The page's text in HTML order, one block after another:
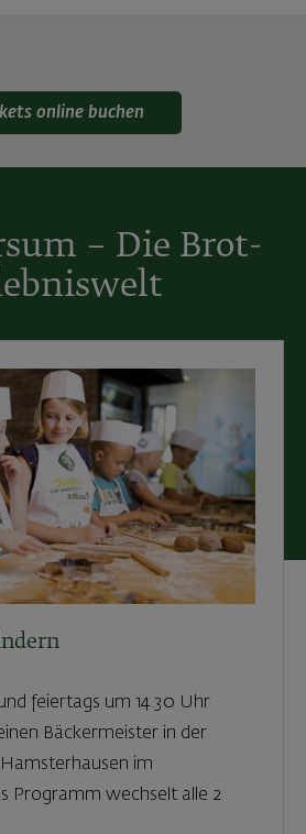
online buchen
– Die Brot-
feiertags um 14.30 Uhr
Bäckermeister in der
im
Programm wechselt alle 2